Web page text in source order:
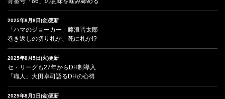
2025年8月8日(金)更新
「ハマのジョーカー」藤浪晋太郎
巻き返しの切り札か、死に札か!?
2025年8月5日(火)更新
セ・リーグも27年からDH制導入
「職人」大田卓司語るDHの心得
2025年8月1日(金)更新